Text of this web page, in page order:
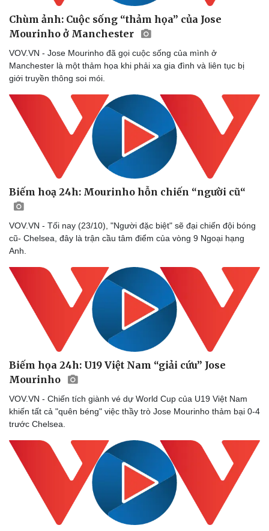
Sức khỏe
Dinh dưỡng - món ngon
Cây thuốc
Sản phụ khoa
Đời sống
Nhà đẹp
Tình yêu - Gia đình
Chùm ảnh: Cuộc sống “thảm họa” của Jose
Mourinho ở Manchester
VOV.VN - Jose Mourinho đã gọi cuộc sống của mình ở
Manchester là một thảm họa khi phải xa gia đình và liên tục bị
giới truyền thông soi mói.
Biếm hoạ 24h: Mourinho hỗn chiến “người cũ“
VOV.VN - Tối nay (23/10), "Người đặc biệt" sẽ đại chiến đội bóng
cũ- Chelsea, đây là trận cầu tâm điểm của vòng 9 Ngoại hạng
Anh.
Biếm họa 24h: U19 Việt Nam “giải cứu” Jose
Mourinho
VOV.VN - Chiến tích giành vé dự World Cup của U19 Việt Nam
khiến tất cả "quên béng" việc thầy trò Jose Mourinho thảm bại 0-4
trước Chelsea.